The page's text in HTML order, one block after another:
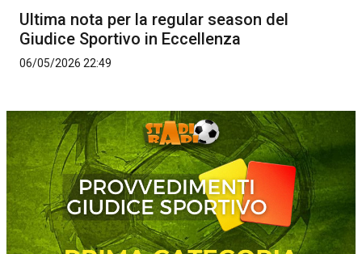
Ultima nota per la regular season del
Giudice Sportivo in Eccellenza
06/05/2026 22:49